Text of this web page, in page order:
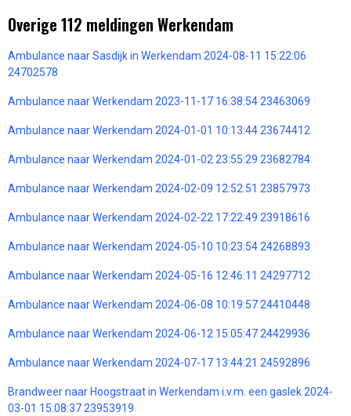
Overige 112 meldingen Werkendam
Ambulance naar Sasdijk in Werkendam 2024-08-11 15:22:06
24702578
Ambulance naar Werkendam 2023-11-17 16:38:54 23463069
Ambulance naar Werkendam 2024-01-01 10:13:44 23674412
Ambulance naar Werkendam 2024-01-02 23:55:29 23682784
Ambulance naar Werkendam 2024-02-09 12:52:51 23857973
Ambulance naar Werkendam 2024-02-22 17:22:49 23918616
Ambulance naar Werkendam 2024-05-10 10:23:54 24268893
Ambulance naar Werkendam 2024-05-16 12:46:11 24297712
Ambulance naar Werkendam 2024-06-08 10:19:57 24410448
Ambulance naar Werkendam 2024-06-12 15:05:47 24429936
Ambulance naar Werkendam 2024-07-17 13:44:21 24592896
Brandweer naar Hoogstraat in Werkendam i.v.m. een gaslek 2024-
03-01 15:08:37 23953919